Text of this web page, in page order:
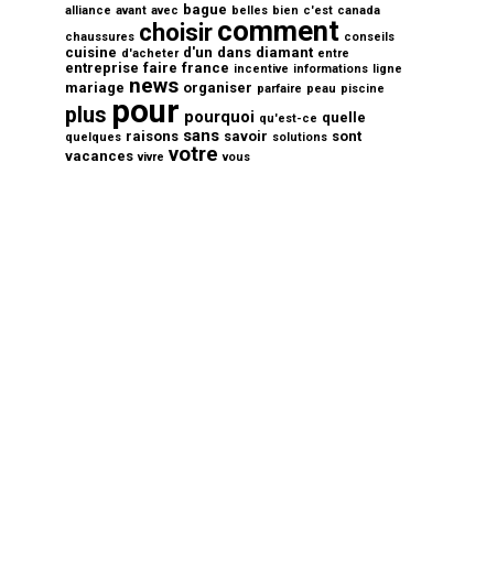
alliance avant avec bague belles bien c'est canada
chaussures choisircomment conseils
cuisine d'acheter d'un dans diamant entre
entreprise faire france incentive informations ligne
mariage news organiser parfaire peau piscine
plus pour pourquoi qu'est-ce quelle
quelques raisons sans savoir solutions sont
vacances vivre votre vous